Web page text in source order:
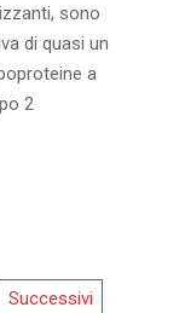
sono
di quasi un
a
2
Successivi